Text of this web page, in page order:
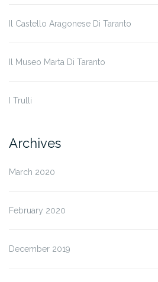
Il Castello Aragonese Di Taranto
Il Museo Marta Di Taranto
I Trulli
Archives
March 2020
February 2020
December 2019